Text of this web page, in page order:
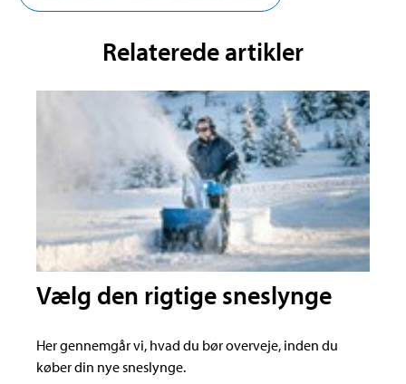
Relaterede artikler
Vælg den rigtige sneslynge
Her gennemgår vi, hvad du bør overveje, inden du
køber din nye sneslynge.